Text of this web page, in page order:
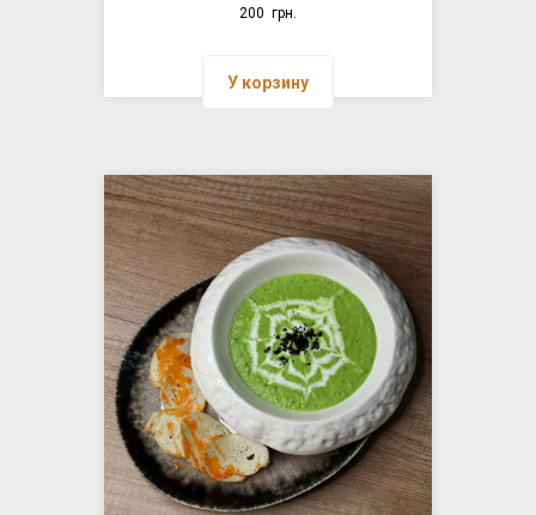
200 грн.
У корзину